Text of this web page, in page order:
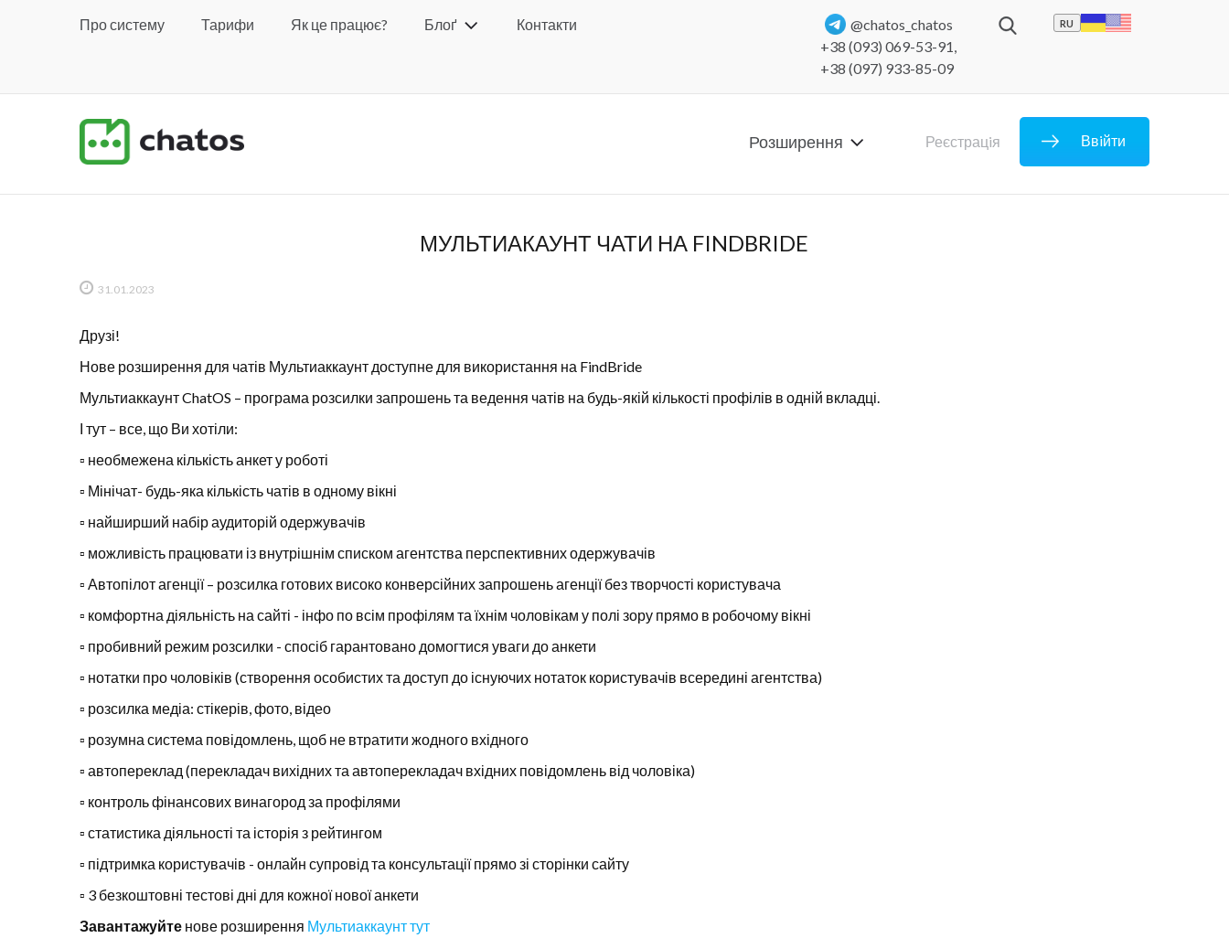
Про систему Тарифи Як це працює? Блоґ Контакти
@chatos_chatos
+38 (093) 069-53-91,
+38 (097) 933-85-09
RU
Розширення Реєстрацiя Ввiйти
МУЛЬТИАКАУНТ ЧАТИ НА FINDBRIDE
31.01.2023
Друзі!
Нове розширення для чатів Мультиаккаунт доступне для використання на FindBride
Мультиаккаунт ChatOS – програма розсилки запрошень та ведення чатів на будь-якій кількості профілів в одній вкладці.
І тут – все, що Ви хотіли:
▫️ необмежена кількість анкет у роботі
▫️ Мінічат- будь-яка кількість чатів в одному вікні
▫️ найширший набір аудиторій одержувачів
▫️ можливість працювати із внутрішнім списком агентства перспективних одержувачів
▫️ Автопілот агенції – розсилка готових високо конверсійних запрошень агенції без творчості користувача
▫️ комфортна діяльність на сайті - інфо по всім профілям та їхнім чоловікам у полі зору прямо в робочому вікні
▫️ пробивний режим розсилки - спосіб гарантовано домогтися уваги до анкети
▫️ нотатки про чоловіків (створення особистих та доступ до існуючих нотаток користувачів всередині агентства)
▫️ розсилка медіа: стікерів, фото, відео
▫️ розумна система повідомлень, щоб не втратити жодного вхідного
▫️ автопереклад (перекладач вихідних та автоперекладач вхідних повідомлень від чоловіка)
▫️ контроль фінансових винагород за профілями
▫️ статистика діяльності та історія з рейтингом
▫️ підтримка користувачів - онлайн супровід та консультації прямо зі сторінки сайту
▫️ 3 безкоштовні тестові дні для кожної нової анкети
Завантажуйте нове розширення Мультиаккаунт тут